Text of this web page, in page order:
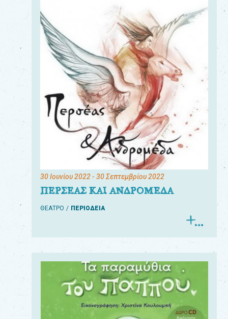
30 Ιουνίου 2022- 30 Σεπτεμβρίου 2022
ΠΕΡΣΕΑΣ ΚΑΙ ΑΝΔΡΟΜΕΔΑ
ΘΕΑΤΡΟ ΠΕΡΙΟΔΕΙΑ